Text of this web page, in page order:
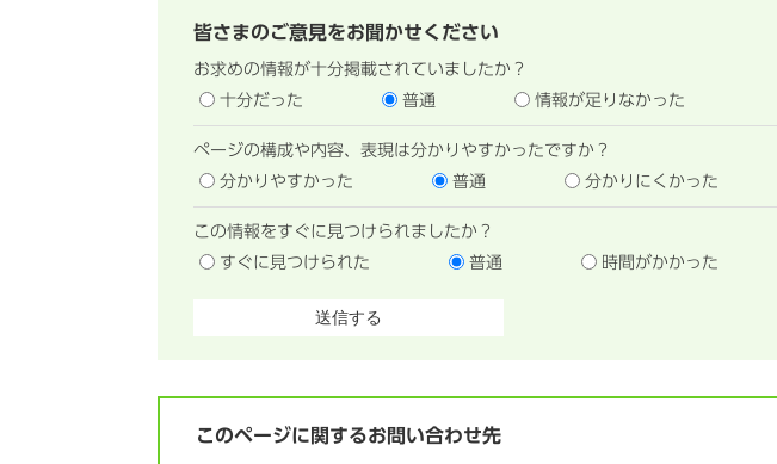
皆さまのご意見をお聞かせください
お求めの情報が十分掲載されていましたか？
十分だった
普通 情報が足りなかった
ページの構成や内容、表現は分かりやすかったですか？
分かりやすかった
普通 分かりにくかった
この情報をすぐに見つけられましたか？
すぐに見つけられた
普通 時間がかかった
このページに関するお問い合わせ先